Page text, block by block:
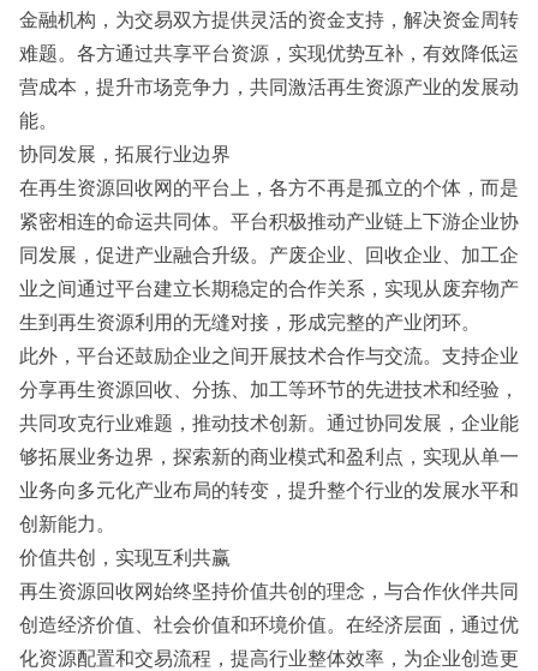
金融机构，为交易双方提供灵活的资金支持，解决资金周转
难题。各方通过共享平台资源，实现优势互补，有效降低运
营成本，提升市场竞争力，共同激活再生资源产业的发展动
能。
协同发展，拓展行业边界
在再生资源回收网的平台上，各方不再是孤立的个体，而是
紧密相连的命运共同体。平台积极推动产业链上下游企业协
同发展，促进产业融合升级。产废企业、回收企业、加工企
业之间通过平台建立长期稳定的合作关系，实现从废弃物产
生到再生资源利用的无缝对接，形成完整的产业闭环。
此外，平台还鼓励企业之间开展技术合作与交流。支持企业
分享再生资源回收、分拣、加工等环节的先进技术和经验，
共同攻克行业难题，推动技术创新。通过协同发展，企业能
够拓展业务边界，探索新的商业模式和盈利点，实现从单一
业务向多元化产业布局的转变，提升整个行业的发展水平和
创新能力。
价值共创，实现互利共赢
再生资源回收网始终坚持价值共创的理念，与合作伙伴共同
创造经济价值、社会价值和环境价值。在经济层面，通过优
化资源配置和交易流程，提高行业整体效率，为企业创造更